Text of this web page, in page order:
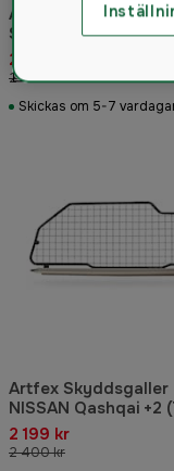
Artfex Skyddsgaller
Sportage
(kaross QL)
2 199 kr
2 400 kr
Skickas om 5-7
Artfex Skyddsgaller
NISSAN Qashqai +2
modell)
2 199 kr
2 400 kr